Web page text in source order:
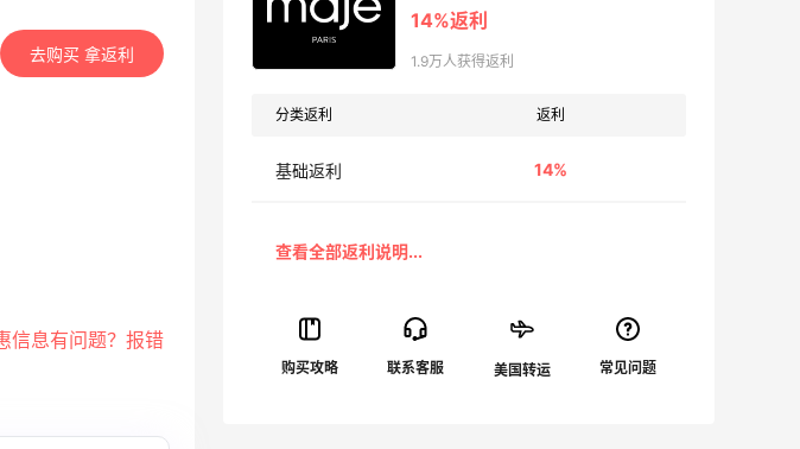
去购买 拿返利
14%返利
1.9万人获得返利
分类返利 返利
基础返利 14%
美国转运